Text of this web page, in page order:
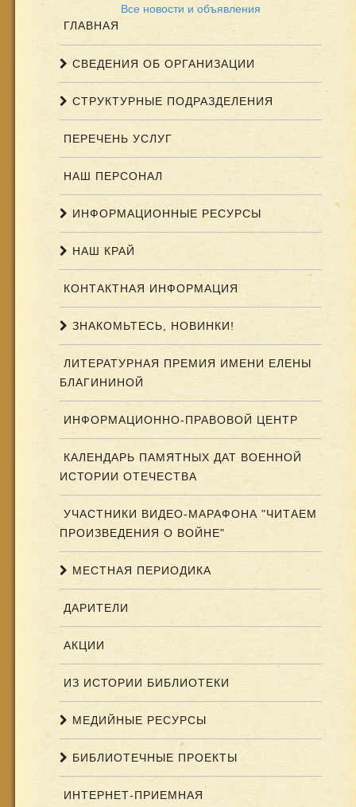
Все новости и объявления
ГЛАВНАЯ
СВЕДЕНИЯ ОБ ОРГАНИЗАЦИИ
СТРУКТУРНЫЕ ПОДРАЗДЕЛЕНИЯ
ПЕРЕЧЕНЬ УСЛУГ
НАШ ПЕРСОНАЛ
ИНФОРМАЦИОННЫЕ РЕСУРСЫ
НАШ КРАЙ
КОНТАКТНАЯ ИНФОРМАЦИЯ
ЗНАКОМЬТЕСЬ, НОВИНКИ!
ЛИТЕРАТУРНАЯ ПРЕМИЯ ИМЕНИ ЕЛЕНЫ
БЛАГИНИНОЙ
ИНФОРМАЦИОННО-ПРАВОВОЙ ЦЕНТР
КАЛЕНДАРЬ ПАМЯТНЫХ ДАТ ВОЕННОЙ
ИСТОРИИ ОТЕЧЕСТВА
УЧАСТНИКИ ВИДЕО-МАРАФОНА "ЧИТАЕМ
ПРОИЗВЕДЕНИЯ О ВОЙНЕ"
МЕСТНАЯ ПЕРИОДИКА
ДАРИТЕЛИ
АКЦИИ
ИЗ ИСТОРИИ БИБЛИОТЕКИ
МЕДИЙНЫЕ РЕСУРСЫ
БИБЛИОТЕЧНЫЕ ПРОЕКТЫ
ИНТЕРНЕТ-ПРИЕМНАЯ